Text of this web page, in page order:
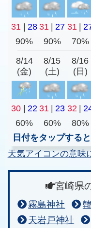
31 | 28 31 | 27 31 |
90%
90% 70%
8/14
(金)
8/15
(土)
8/16
(日)
30 | 22 31 | 23 32 |
60%
60% 80%
日付をタップする
天気アイコンの意味
宮崎県
霧島神社
天岩戸神社